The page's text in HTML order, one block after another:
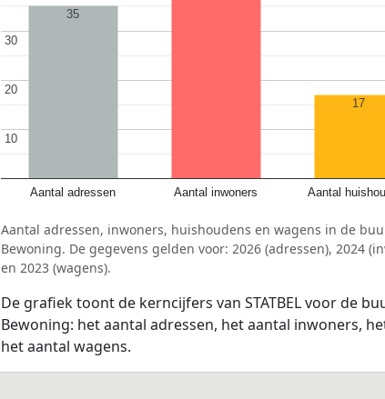
Aantal adressen Aantal inwoners Aantal
10
10
20
20
30
30
35
17
Aantal adressen, inwoners, huishoudens en wagens in de
Bewoning. De gegevens gelden voor: 2026 (adressen), 2024
en 2023 (wagens).
De grafiek toont de kerncijfers van STATBEL voor de
Bewoning: het aantal adressen, het aantal inwoners,
het aantal wagens.